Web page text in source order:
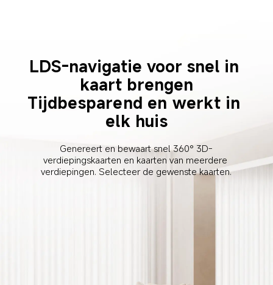
LDS-navigatie voor snel in
kaart brengen
Tijdbesparend en werkt in
elk huis
Genereert en bewaart snel 360° 3D-
verdiepingskaarten en kaarten van meerdere
verdiepingen. Selecteer de gewenste kaarten.